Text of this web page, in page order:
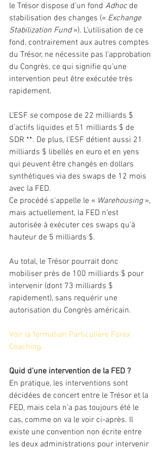
le Trésor dispose d’un fond Adhoc de
stabilisation des changes (« Exchange
Stabilization Fund »). L’utilisation de ce
fond, contrairement aux autres comptes
du Trésor, ne nécessite pas l’approbation
du Congrès, ce qui signifie qu’une
intervention peut être exécutée très
rapidement.
L’ESF se compose de 22 milliards $
d’actifs liquides et 51 milliards $ de
SDR **. De plus, l’ESF détient aussi 21
milliards $ libellés en euro et en yens
qui peuvent être changés en dollars
synthétiques via des swaps de 12 mois
avec la FED.
Ce procédé s’appelle le « Warehousing »,
mais actuellement, la FED n’est
autorisée à exécuter ces swaps qu’à
hauteur de 5 milliards $.
Au total, le Trésor pourrait donc
mobiliser près de 100 milliards $ pour
intervenir (dont 73 milliards $
rapidement), sans requérir une
autorisation du Congrès américain.
Voir la formation Particulière Forex
Coaching
Quid d’une intervention de la FED ?
En pratique, les interventions sont
décidées de concert entre le Trésor et la
FED, mais cela n’a pas toujours été le
cas, comme on va le voir ci-après. Il
existe une convention non écrite entre
les deux administrations pour intervenir